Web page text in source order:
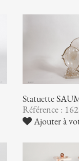
Statuette
Référence :
Ajouter à